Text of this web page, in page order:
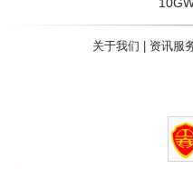
关于我们 资讯服